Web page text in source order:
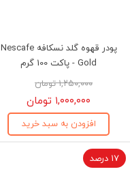
پودر قهوه گلد نسکافه Nescafe
Gold - پاکت 100 گرم
۱,۲۵۰,۰۰۰ تومان
۱,۰۰۰,۰۰۰ تومان
افزودن به سبد خرید
۱۷ درصد